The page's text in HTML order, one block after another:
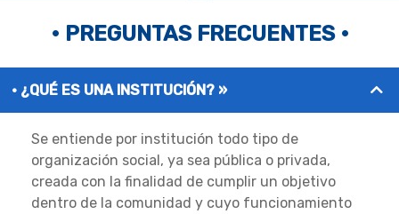
• PREGUNTAS FRECUENTES •
¿QUÉ ES UNA INSTITUCIÓN? »
Se entiende por institución todo tipo de
organización social, ya sea pública o privada,
creada con la finalidad de cumplir un objetivo
dentro de la comunidad y cuyo funcionamiento